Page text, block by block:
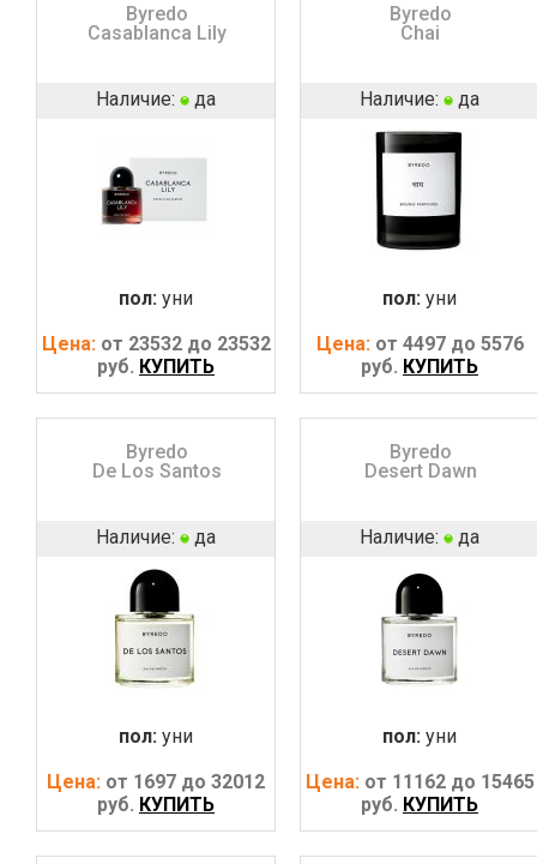
Byredo
Casablanca Lily
Наличие: да
пол: уни
Цена: от 23532 до 23532
руб. КУПИТЬ
Byredo
Chai
Наличие: да
пол: уни
Цена: от 4497 до 5576
руб. КУПИТЬ
Byredo
De Los Santos
Наличие: да
пол: уни
Цена: от 1697 до 32012
руб. КУПИТЬ
Byredo
Desert Dawn
Наличие: да
пол: уни
Цена: от 11162 до 15465
руб. КУПИТЬ